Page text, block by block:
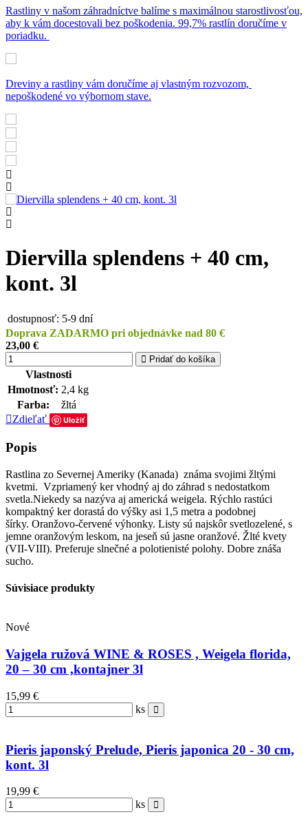
Rastliny v našom záhradníctve balíme s maximálnou starostlivosťou,
aby k vám docestovali bez poškodenia. 99,7% rastlín doručíme v
poriadku.
Dreviny a rastliny vám doručíme aj vlastným rozvozom,
nepoškodené vo výbornom stave.
Diervilla splendens + 40 cm,
kont. 3l
dostupnosť: 5-9 dní
Doprava ZADARMO pri objednávke nad 80 €
23,00 €
Pridať do košíka
Vlastnosti
Hmotnosť: 2,4 kg
Farba:
žltá
Zdieľať
Uložiť
Popis
Rastlina zo Severnej Ameriky (Kanada) známa svojimi žltými
kvetmi. Vzpriamený ker vhodný aj do záhrad s nedostatkom
svetla.Niekedy sa nazýva aj americká weigela. Rýchlo rastúci
kompaktný ker dorastá do výšky asi 1,5 metra a podobnej
šírky. Oranžovo-červené výhonky. Listy sú najskôr svetlozelené, s
jemne oranžovým leskom, na jeseň sú jasne oranžové. Žlté kvety
(VII-VIII). Preferuje slnečné a polotienisté polohy. Dobre znáša
sucho.
Súvisiace produkty
Nové
Vajgela ružová WINE & ROSES , Weigela florida,
20 – 30 cm ,kontajner 3l
15,99 €
ks
Pieris japonský Prelude, Pieris japonica 20 - 30 cm,
kont. 3l
19,99 €
ks